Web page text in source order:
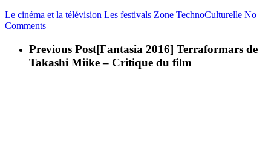
Le cinéma et la télévision Les festivals Zone TechnoCulturelle No
Comments
Previous Post[Fantasia 2016] Terraformars de
Takashi Miike – Critique du film